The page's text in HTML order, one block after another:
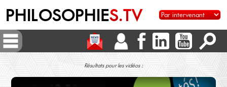
PHILOSOPHIES.TV
Résultats pour les vidéos :